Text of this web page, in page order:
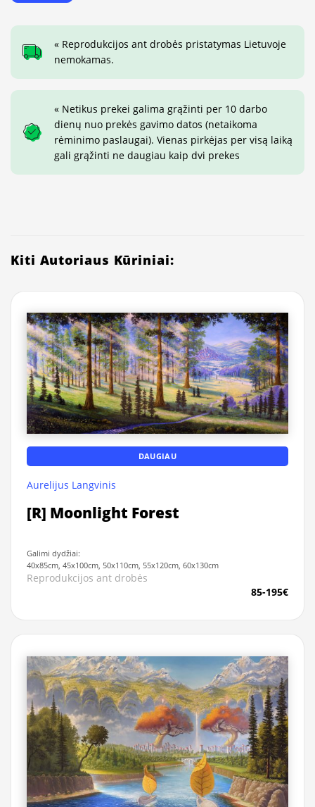
« Reprodukcijos ant drobės pristatymas Lietuvoje
nemokamas.
« Netikus prekei galima grąžinti per 10 darbo
dienų nuo prekės gavimo datos (netaikoma
rėminimo paslaugai). Vienas pirkėjas per visą laiką
gali grąžinti ne daugiau kaip dvi prekes
Kiti Autoriaus Kūriniai:
DAUGIAU
Aurelijus Langvinis
[R] Moonlight Forest
Galimi dydžiai:
40x85cm, 45x100cm, 50x110cm, 55x120cm, 60x130cm
Reprodukcijos ant drobės
85-195€